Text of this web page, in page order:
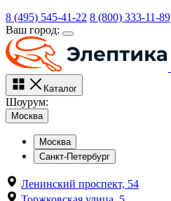
8 (495) 545-41-22 8 (800) 333-11-89
Ваш город:
Каталог
Шоурум:
Москва
Москва
Санкт-Петербург
Ленинский проспект, 54